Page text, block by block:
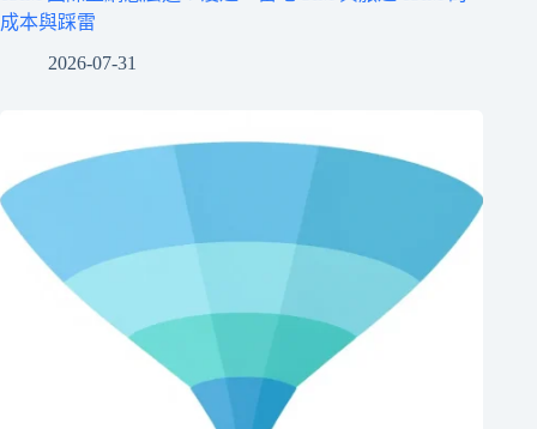
成本與踩雷
2026-07-31